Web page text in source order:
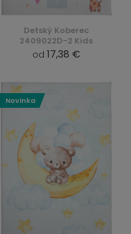
Detský Koberec
2409022D-2 Kids
od 17,38 €
Novinka